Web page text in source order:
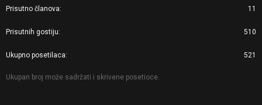
Prisutno članova 11
Prisutnih gostiju 510
Ukupno posetilaca 521
Ukupan broj može sadržati i skrivene posetioce.